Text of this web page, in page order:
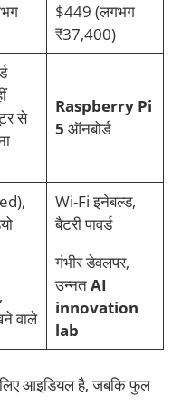
$449 (लगभग
₹37,400)
से
Raspberry Pi
5 ऑनबोर्ड
Wi-Fi इनेबल्ड,
बैटरी पावर्ड
वाले
गंभीर डेवलपर,
उन्नतAI
innovation
lab
आइडियल है, जबकि फुल